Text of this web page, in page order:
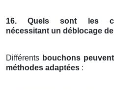
16. Quels sont les
nécessitant un déblocage
Différents bouchons
méthodes adaptées :